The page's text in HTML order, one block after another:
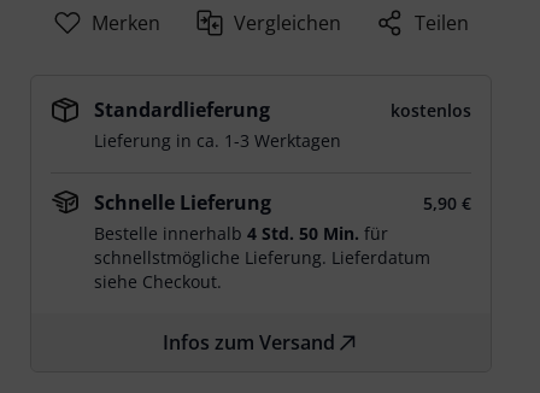
Merken Vergleichen Teilen
Standardlieferung
kostenlos
Lieferung in ca. 1-3 Werktagen
Schnelle Lieferung
5,90 €
Bestelle innerhalb4 Std. 50 Min. für
schnellstmögliche Lieferung. Lieferdatum
siehe Checkout.
Infos zum Versand